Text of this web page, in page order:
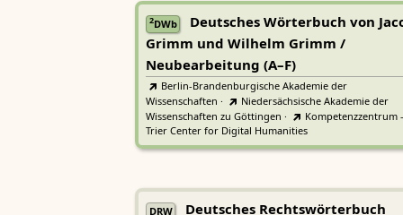
2DWb
Deutsches Wörterbuch von
Grimm und Wilhelm Grimm /
Neubearbeitung (A–F)
Berlin-Brandenburgische Akademie der
Wissenschaften ·
Niedersächsische Akademie der
Wissenschaften zu Göttingen ·
Kompetenzzentrum -
Trier Center for Digital Humanities
DRW Deutsches Rechtswörterbuch